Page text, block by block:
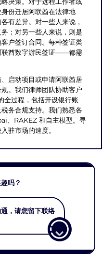
份迁居阿联酋在法律地
有差异。对一些人来说，
；对另一些人来说，则是
户签订合同。每种签证类
酋数字游民签证——都需
启动项目或申请阿联酋居
。我们律师团队协助客户
过程，包括开设银行账
务合规支持。我们熟悉各
、RAKEZ 和自主模型。寻
驻市场的速度。
吗？
，请您留下联络